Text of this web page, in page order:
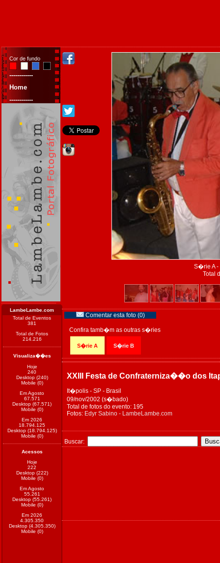
Cor de fundo
------------
Home
------------
LambeLambe.com
Total de Eventos
381
Total de Fotos
214.216
Visualiza��es
Hoje
240
Desktop (240)
Mobile (0)
Em Agosto
67.571
Desktop (67.571)
Mobile (0)
Em 2026
18.794.125
Desktop (18.794.125)
Mobile (0)
Acessos
Hoje
222
Desktop (222)
Mobile (0)
Em Agosto
55.261
Desktop (55.261)
Mobile (0)
Em 2026
4.305.350
Desktop (4.305.350)
Mobile (0)
S�rie A -
Total
Comentar esta foto (0)
Confira tamb�m as outras s�ries
S�rie A S�rie B
XXIII Festa de Confraterniza��o dos
It�polis - SP - Brasil
09/nov/2002 (s�bado)
Total de fotos do evento: 195
Fotos: Edyr Sabino - LambeLambe.com
Buscar: